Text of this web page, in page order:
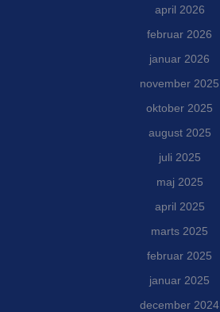
april 2026
februar 2026
januar 2026
november 2025
oktober 2025
august 2025
juli 2025
maj 2025
april 2025
marts 2025
februar 2025
januar 2025
december 2024